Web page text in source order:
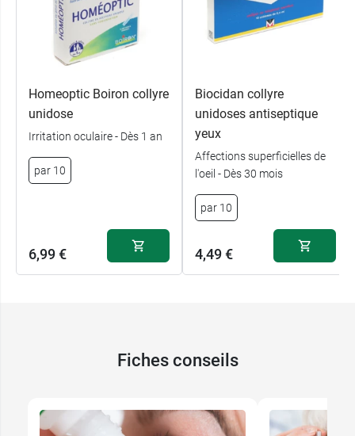
Homeoptic Boiron collyre
unidose
Irritation oculaire - Dès 1 an
par 10
6,99 €
Biocidan collyre
unidoses antiseptique
yeux
Affections superficielles de
l'oeil - Dès 30 mois
par 10
4,49 €
Fiches conseils